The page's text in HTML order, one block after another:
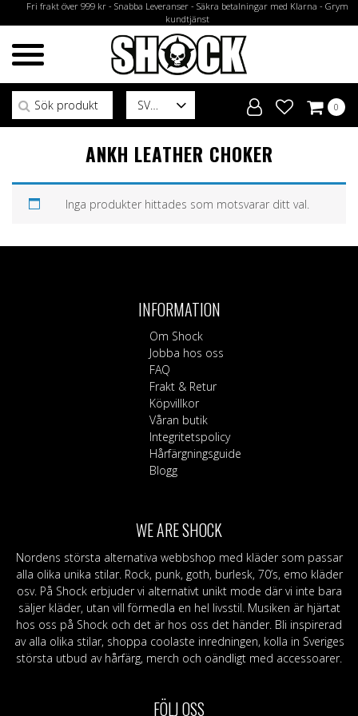
Fri frakt över 999 kr - Snabba Leveranser - Säkra betalningar med Klarna - Grym
kundtjänst
SV
Sök efter:
0
ANKH LEATHER CHOKER
Inga produkter hittades som motsvarar ditt val.
INFORMATION
Om Shock
Jobba hos oss
FAQ
Frakt & Retur
Köpvillkor
Våran butik
Integritetspolicy
Hårfärgningsguide
Blogg
WE ARE SHOCK
Nordens största alternativa webbshop med kläder som passar
alla olika unika stilar. Rock, punk, goth, burlesk, 70’s, emo kläder
osv. På Shock erbjuder vi alternativt unikt mode där vi inte bara
säljer kläder, utan vill förmedla en hel livsstil. Musiken är hjärtat
hos oss på Shock och det är hos oss det händer. Bli inspirerad
av alla olika stilar, shoppa coolaste inredningen, kolla in Sveriges
största utbud av hårfärg, merch och oändligt med accessoarer.
FÖLJ OSS